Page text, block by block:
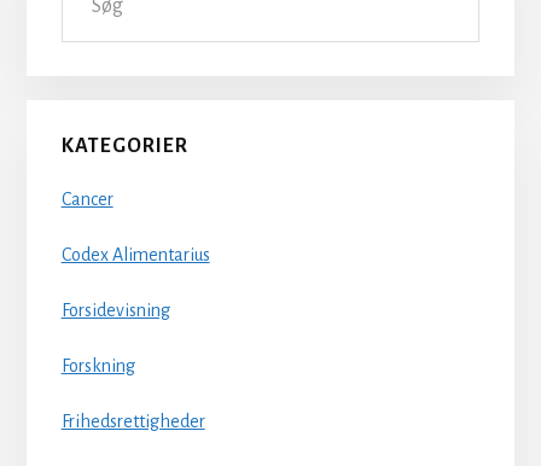
KATEGORIER
Cancer
Codex Alimentarius
Forsidevisning
Forskning
Frihedsrettigheder